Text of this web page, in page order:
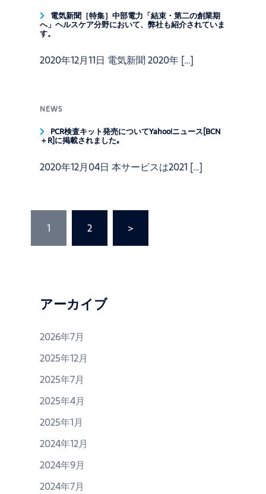
電気新聞［特集］中部電力「結束・第二の創業期
へ」ヘルスケア分野において、弊社も紹介されていま
す。
2020年12月11日 電気新聞 2020年 […]
NEWS
PCR検査キット発売についてYahoo!ニュース[BCN
＋R]に掲載されました｡
2020年12月04日 本サービスは2021 […]
稿
ジ
送
り
1 2 >
アーカイブ
2026年7月
2025年12月
2025年7月
2025年4月
2025年1月
2024年12月
2024年9月
2024年7月